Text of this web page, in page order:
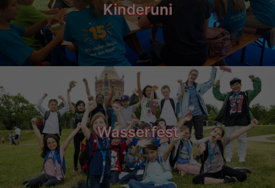
Kinderuni
Wasserfest